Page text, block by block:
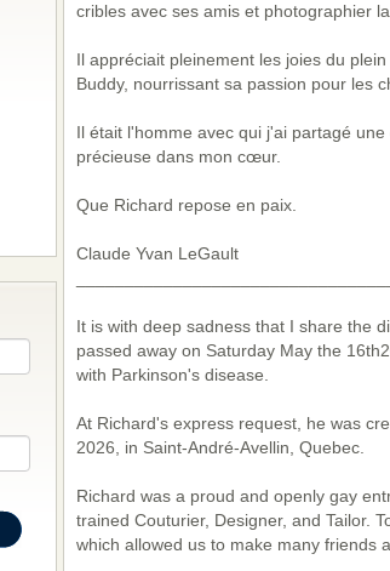
cribles avec ses amis et photographier
Il appréciait pleinement les joies du
Buddy, nourrissant sa passion pour les
Il était l'homme avec qui j'ai partagé
précieuse dans mon cœur.
Que Richard repose en paix.
Claude Yvan LeGault
It is with deep sadness that I share the
passed away on Saturday May the
with Parkinson's disease.
At Richard's express request, he was
2026, in Saint-André-Avellin, Quebec.
Richard was a proud and openly gay
trained Couturier, Designer, and Tailor.
which allowed us to make many friends